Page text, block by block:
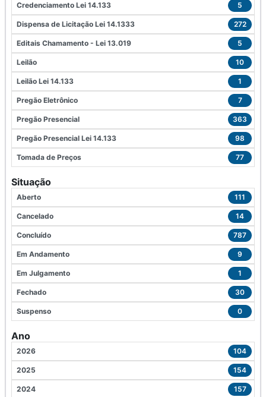
Credenciamento Lei 14.133 5
Dispensa de Licitação Lei 14.1333 272
Editais Chamamento - Lei 13.019 5
Leilão 10
Leilão Lei 14.133 1
Pregão Eletrônico 7
Pregão Presencial 363
Pregão Presencial Lei 14.133 98
Tomada de Preços 77
Situação
Aberto 111
Cancelado 14
Concluído 787
Em Andamento 9
Em Julgamento 1
Fechado 30
Suspenso 0
Ano
2026 104
2025 154
2024 157